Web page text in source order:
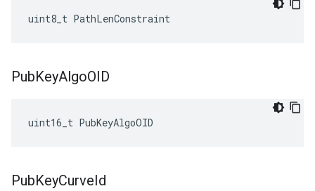
uint8_t PathLenConstraint
PubKeyAlgoOID
uint16_t PubKeyAlgoOID
PubKeyCurveId